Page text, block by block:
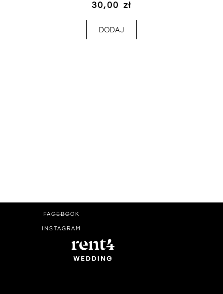
30,00 zł
DODAJ
FACEBOOK
INSTAGRAM